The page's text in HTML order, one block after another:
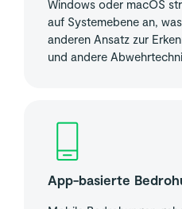
Windows oder macOS
auf Systemebene an,
anderen Ansatz zur
und andere
App-basierte